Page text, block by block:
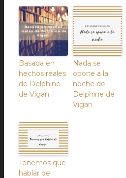
Basada en
hechos reales
de Delphine
de Vigan
Nada se
opone a la
noche de
Delphine de
Vigan
Tenemos que
hablar de